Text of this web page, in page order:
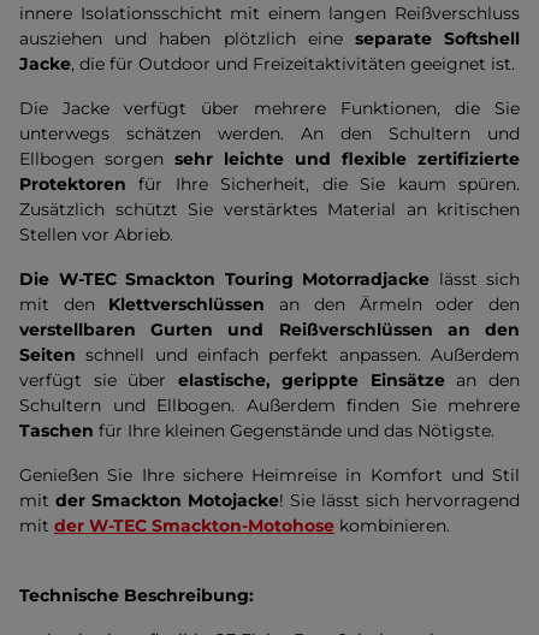
innere Isolationsschicht mit einem langen Reißverschluss
ausziehen und haben plötzlich eine separate Softshell
Jacke, die für Outdoor und Freizeitaktivitäten geeignet ist.
Die Jacke verfügt über mehrere Funktionen, die Sie
unterwegs schätzen werden. An den Schultern und
Ellbogen sorgen sehr leichte und flexible zertifizierte
Protektoren für Ihre Sicherheit, die Sie kaum spüren.
Zusätzlich schützt Sie verstärktes Material an kritischen
Stellen vor Abrieb.
Die W-TEC Smackton Touring Motorradjacke lässt sich
mit den Klettverschlüssen an den Ärmeln oder den
verstellbaren Gurten und Reißverschlüssen an den
Seiten schnell und einfach perfekt anpassen. Außerdem
verfügt sie über elastische, gerippte Einsätzean den
Schultern und Ellbogen. Außerdem finden Sie mehrere
Taschen für Ihre kleinen Gegenstände und das Nötigste.
Genießen Sie Ihre sichere Heimreise in Komfort und Stil
mit der Smackton Motojacke! Sie lässt sich hervorragend
mit der W-TEC Smackton-Motohose kombinieren.
Technische Beschreibung: